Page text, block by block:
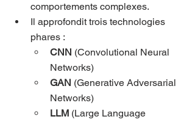
comportements complexes.
Il approfondit trois technologies
phares :
CNN (Convolutional Neural
Networks)
GAN (Generative Adversarial
Networks)
LLM (Large Language